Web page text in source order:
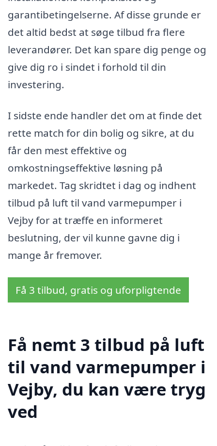
garantibetingelserne. Af disse grunde er
det altid bedst at søge tilbud fra flere
leverandører. Det kan spare dig penge og
give dig ro i sindet i forhold til din
investering.
I sidste ende handler det om at finde det
rette match for din bolig og sikre, at du
får den mest effektive og
omkostningseffektive løsning på
markedet. Tag skridtet i dag og indhent
tilbud på luft til vand varmepumper i
Vejby for at træffe en informeret
beslutning, der vil kunne gavne dig i
mange år fremover.
Få 3 tilbud, gratis og uforpligtende
Få nemt 3 tilbud på luft
til vand varmepumper i
Vejby, du kan være tryg
ved